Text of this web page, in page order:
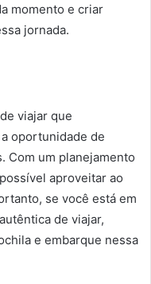
momento e criar
jornada.
viajar que
oportunidade de
Com um planejamento
aproveitar ao
se você está em
de viajar,
e embarque nessa